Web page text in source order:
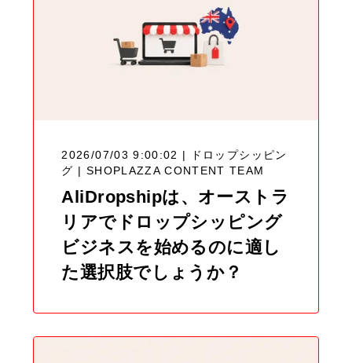
2026/07/03 9:00:02 | ドロップシッピン
グ | SHOPLAZZA CONTENT TEAM
AliDropshipは、オーストラ
リアでドロップシッピング
ビジネスを始めるのに適し
た選択肢でしょうか？